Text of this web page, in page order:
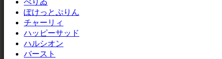
べりゐ
ぽけっとぷりん
チャーリィ
ハッピーサッド
ハルシオン
バースト